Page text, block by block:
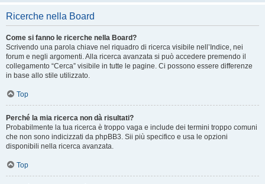
Ricerche nella Board
Come si fanno le ricerche nella Board?
Scrivendo una parola chiave nel riquadro di ricerca visibile nell’Indice, nei
forum e negli argomenti. Alla ricerca avanzata si può accedere premendo il
collegamento “Cerca” visibile in tutte le pagine. Ci possono essere differenze
in base allo stile utilizzato.
Top
Perché la mia ricerca non dà risultati?
Probabilmente la tua ricerca è troppo vaga e include dei termini troppo comuni
che non sono indicizzati da phpBB3. Sii più specifico e usa le opzioni
disponibili nella ricerca avanzata.
Top